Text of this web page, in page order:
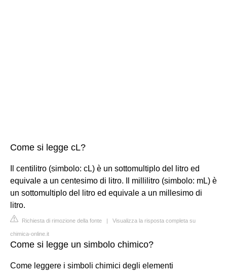
Come si legge cL?
Il centilitro (simbolo: cL) è un sottomultiplo del litro ed
equivale a un centesimo di litro. Il millilitro (simbolo: mL) è
un sottomultiplo del litro ed equivale a un millesimo di
litro.
Richiesta di rimozione della fonte | Visualizza la risposta completa su
chimica-online.it
Come si legge un simbolo chimico?
Come leggere i simboli chimici degli elementi